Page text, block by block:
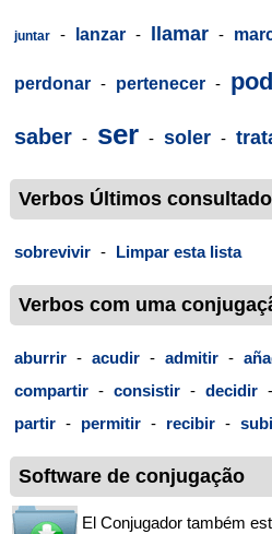
juntar - lanzar - llamar -
perdonar - pertenecer -
saber - ser - soler -
Verbos Últimos
sobrevivir - Limpar esta lista
Verbos com uma
aburrir - acudir - admitir -
compartir - consistir - decidir -
partir - permitir - recibir -
Software de conjugação
El Conjugador também